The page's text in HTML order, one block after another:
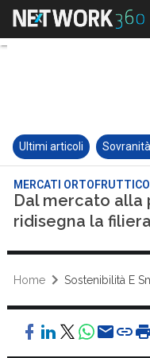
Ultimi articoli
MERCATI
Dal mercato alla
ridisegna la
Home Sostenibilità E